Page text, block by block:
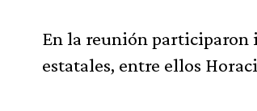
En la reunión participaron
estatales, entre ellos